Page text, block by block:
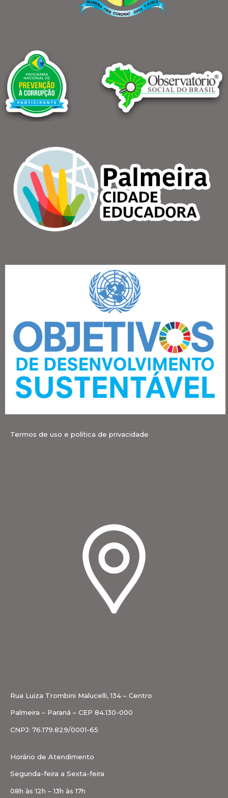
Termos de uso e política de privacidade
Rua Luiza Trombini Malucelli, 134 – Centro
Palmeira – Paraná – CEP 84.130-000
CNPJ: 76.179.829/0001-65
Horário de Atendimento
Segunda-feira a Sexta-feira
08h às 12h – 13h às 17h